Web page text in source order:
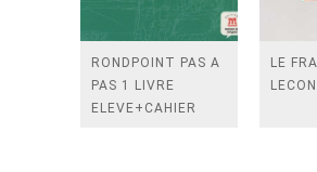
RONDPOINT PAS A
PAS 1 LIVRE
ELEVE+CAHIER
LE